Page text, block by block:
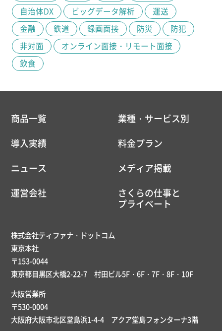
自治体DX
ビッグデータ解析
運送
金融
鉄道 録画面接 防災
防犯
非対面
オンライン面接・リモート面接
飲食
商品一覧
業種・サービス別
導入実績
料金プラン
ニュース
メディア掲載
運営会社
さくらの仕事と
プライベート
株式会社ティファナ・ドットコム
東京本社
〒153-0044
東京都目黒区大橋2-22-7 村田ビル5F・6F・7F・8F・10F
大阪営業所
〒530-0004
大阪府大阪市北区堂島浜1-4-4 アクア堂島フォンターナ3階